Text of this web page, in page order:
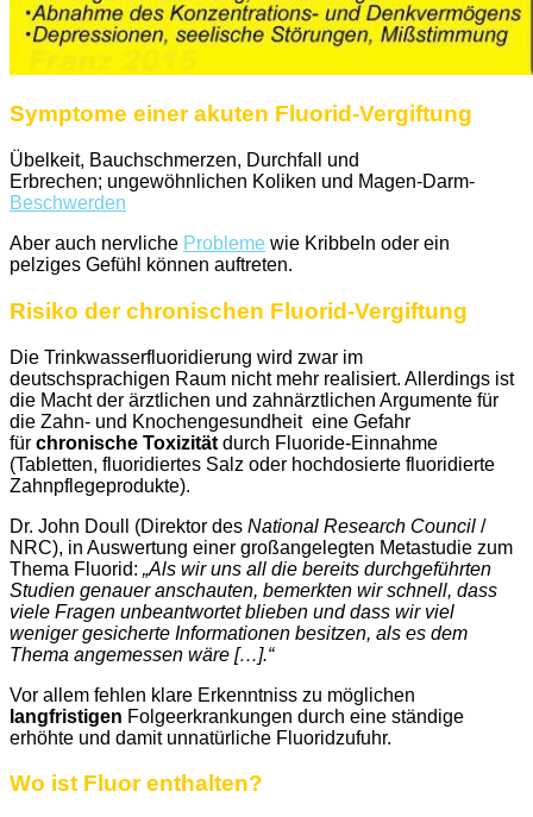
Symptome einer akuten Fluorid-Vergiftung
Übelkeit, Bauchschmerzen, Durchfall und
Erbrechen; ungewöhnlichen Koliken und Magen-Darm-
Beschwerden
Aber auch nervliche Probleme wie Kribbeln oder ein
pelziges Gefühl können auftreten.
Risiko der chronischen Fluorid-Vergiftung
Die Trinkwasserfluoridierung wird zwar im
deutschsprachigen Raum nicht mehr realisiert. Allerdings ist
die Macht der ärztlichen und zahnärztlichen Argumente für
die Zahn- und Knochengesundheit eine Gefahr
für chronische Toxizität durch Fluoride-Einnahme
(Tabletten, fluoridiertes Salz oder hochdosierte fluoridierte
Zahnpflegeprodukte).
Dr. John Doull (Direktor des National Research Council /
NRC), in Auswertung einer großangelegten Metastudie zum
Thema Fluorid: „Als wir uns all die bereits durchgeführten
Studien genauer anschauten, bemerkten wir schnell, dass
viele Fragen unbeantwortet blieben und dass wir viel
weniger gesicherte Informationen besitzen, als es dem
Thema angemessen wäre […].“
Vor allem fehlen klare Erkenntniss zu möglichen
langfristigen Folgeerkrankungen durch eine ständige
erhöhte und damit unnatürliche Fluoridzufuhr.
Wo ist Fluor enthalten?